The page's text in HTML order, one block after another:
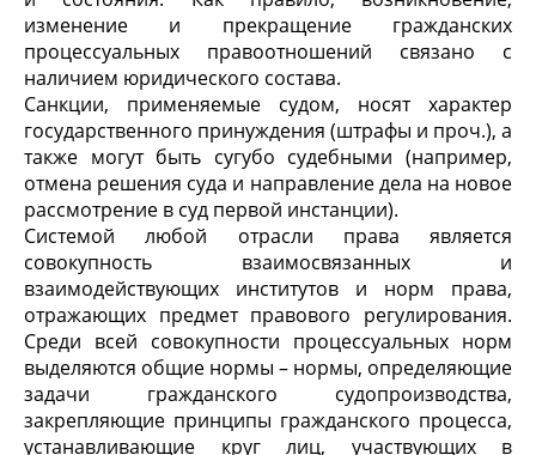
изменение и прекращение гражданских
процессуальных правоотношений связано с
наличием юридического состава.
Санкции, применяемые судом, носят характер
государственного принуждения (штрафы и проч.), а
также могут быть сугубо судебными (например,
отмена решения суда и направление дела на новое
рассмотрение в суд первой инстанции).
Системой любой отрасли права является
совокупность взаимосвязанных и
взаимодействующих институтов и норм права,
отражающих предмет правового регулирования.
Среди всей совокупности процессуальных норм
выделяются общие нормы – нормы, определяющие
задачи гражданского судопроизводства,
закрепляющие принципы гражданского процесса,
устанавливающие круг лиц, участвующих в